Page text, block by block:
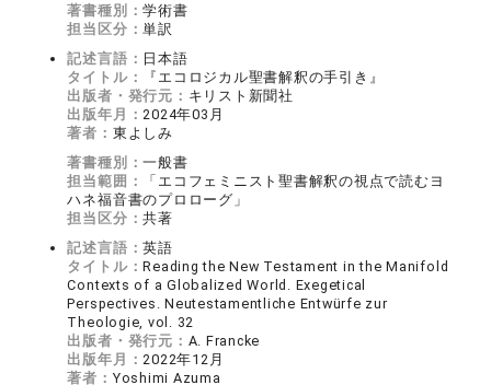
著書種別：学術書
担当区分：単訳
記述言語： 日本語
タイトル：
『エコロジカル聖書解釈の手引き』
出版者・発行元： キリスト新聞社
出版年月： 2024年03月
著者： 東よしみ
著書種別：一般書
担当範囲：
「エコフェミニスト聖書解釈の視点で読むヨ
ハネ福音書のプロローグ」
担当区分：共著
記述言語：英語
タイトル：Reading the New Testament in the Manifold
Contexts of a Globalized World. Exegetical
Perspectives. Neutestamentliche Entwürfe zur
Theologie, vol. 32
出版者・発行元： A. Francke
出版年月： 2022年12月
著者： Yoshimi Azuma